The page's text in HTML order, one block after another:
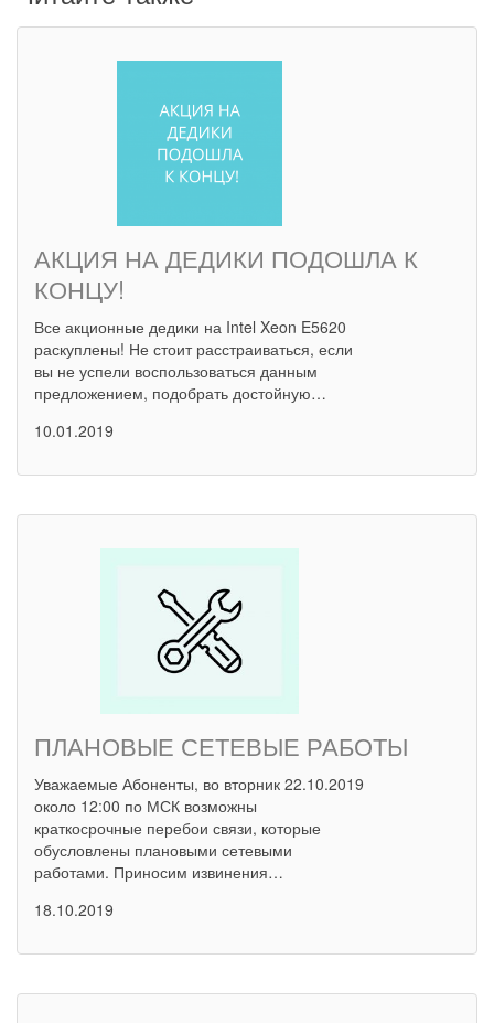
АКЦИЯ НА ДЕДИКИ ПОДОШЛА К
КОНЦУ!
Все акционные дедики на Intel Xeon E5620
раскуплены! Не стоит расстраиваться, если
вы не успели воспользоваться данным
предложением, подобрать достойную…
10.01.2019
ПЛАНОВЫЕ СЕТЕВЫЕ РАБОТЫ
Уважаемые Абоненты, во вторник 22.10.2019
около 12:00 по МСК возможны
краткосрочные перебои связи, которые
обусловлены плановыми сетевыми
работами. Приносим извинения…
18.10.2019